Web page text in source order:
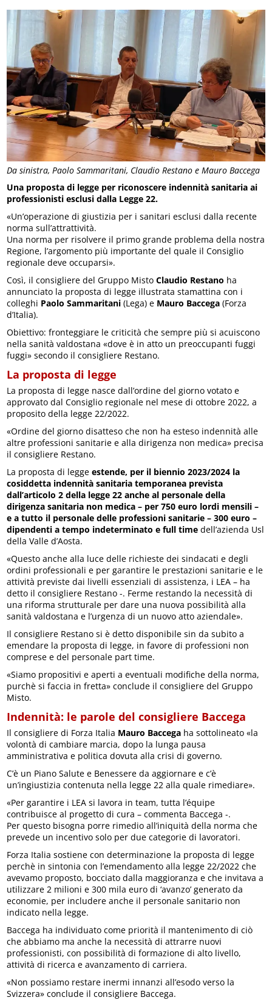
Da sinistra, Paolo Sammaritani, Claudio Restano e Mauro Baccega
Una proposta di legge per riconoscere indennità sanitaria ai
professionisti esclusi dalla Legge 22.
«Un’operazione di giustizia per i sanitari esclusi dalla recente
norma sull’attrattività.
Una norma per risolvere il primo grande problema della nostra
Regione, l’argomento più importante del quale il Consiglio
regionale deve occuparsi».
Così, il consigliere del Gruppo MistoClaudio Restano ha
annunciato la proposta di legge illustrata stamattina con i
colleghi Paolo Sammaritani (Lega) e Mauro Baccega (Forza
d’Italia).
Obiettivo: fronteggiare le criticità che sempre più si acuiscono
nella sanità valdostana «dove è in atto un preoccupanti fuggi
fuggi» secondo il consigliere Restano.
La proposta di legge
La proposta di legge nasce dall’ordine del giorno votato e
approvato dal Consiglio regionale nel mese di ottobre 2022, a
proposito della legge 22/2022.
«Ordine del giorno disatteso che non ha esteso indennità alle
altre professioni sanitarie e alla dirigenza non medica» precisa
il consigliere Restano.
La proposta di leggeestende, per il biennio 2023/2024 la
cosiddetta indennità sanitaria temporanea prevista
dall’articolo 2 della legge 22 anche al personale della
dirigenza sanitaria non medica – per 750 euro lordi mensili –
e a tutto il personale delle professioni sanitarie – 300 euro –
dipendenti a tempo indeterminato e full time dell’azienda Usl
della Valle d’Aosta.
«Questo anche alla luce delle richieste dei sindacati e degli
ordini professionali e per garantire le prestazioni sanitarie e le
attività previste dai livelli essenziali di assistenza, i LEA – ha
detto il consigliere Restano -. Ferme restando la necessità di
una riforma strutturale per dare una nuova possibilità alla
sanità valdostana e l’urgenza di un nuovo atto aziendale».
Il consigliere Restano si è detto disponibile sin da subito a
emendare la proposta di legge, in favore di professioni non
comprese e del personale part time.
«Siamo propositivi e aperti a eventuali modifiche della norma,
purchè si faccia in fretta» conclude il consigliere del Gruppo
Misto.
Indennità: le parole del consigliere Baccega
Il consigliere di Forza Italia Mauro Baccega ha sottolineato «la
volontà di cambiare marcia, dopo la lunga pausa
amministrativa e politica dovuta alla crisi di governo.
C’è un Piano Salute e Benessere da aggiornare e c’è
un’ingiustizia contenuta nella legge 22 alla quale rimediare».
«Per garantire i LEA si lavora in team, tutta l’équipe
contribuisce al progetto di cura – commenta Baccega -.
Per questo bisogna porre rimedio all’iniquità della norma che
prevede un incentivo solo per due categorie di lavoratori.
Forza Italia sostiene con determinazione la proposta di legge
perchè in sintonia con l’emendamento alla legge 22/2022 che
avevamo proposto, bocciato dalla maggioranza e che invitava a
utilizzare 2 milioni e 300 mila euro di ‘avanzo’ generato da
economie, per includere anche il personale sanitario non
indicato nella legge.
Baccega ha individuato come priorità il mantenimento di ciò
che abbiamo ma anche la necessità di attrarre nuovi
professionisti, con possibilità di formazione di alto livello,
attività di ricerca e avanzamento di carriera.
«Non possiamo restare inermi innanzi all’esodo verso la
Svizzera» conclude il consigliere Baccega.